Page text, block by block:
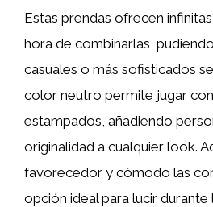
Estas prendas ofrecen
hora de combinarlas,
casuales o más sofisticados
color neutro permite jugar
estampados, añadiendo
originalidad a cualquier look.
favorecedor y cómodo las
opción ideal para lucir durante